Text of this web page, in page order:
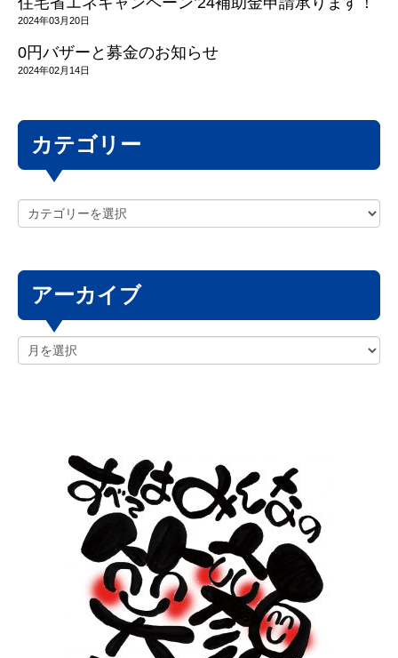
2024年03月20日
0円バザーと募金のお知らせ
2024年02月14日
カテゴリー
アーカイブ